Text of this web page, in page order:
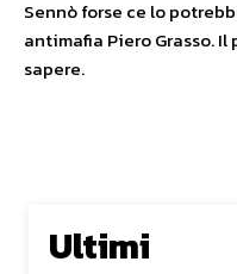
Sennò forse ce lo
antimafia Piero Grasso.
sapere.
Ultimi